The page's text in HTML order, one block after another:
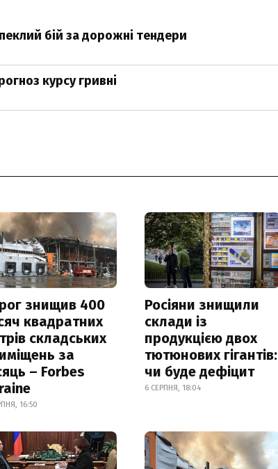
бій за дорожні тендери
курсу гривні
знищив 400
квадратних
складських
за
– Forbes
16:50
Росіяни знищили
склади із
продукцією двох
тютюнових гігантів:
чи буде дефіцит
6 СЕРПНЯ, 18:04